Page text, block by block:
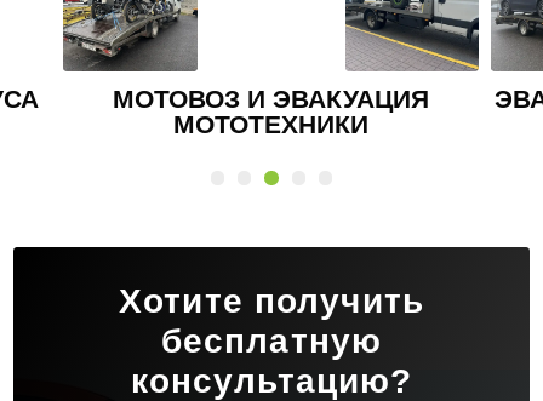
ЭВАКУАЦИЯ ВНЕДОРОЖНИКА И
КРОССОВЕРА
Хотите получить
бесплатную
консультацию?